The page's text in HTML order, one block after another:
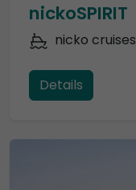
nickoSPIRIT
nicko cruises
Details